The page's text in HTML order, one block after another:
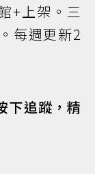
+上架。三
每週更新2
下追蹤，精